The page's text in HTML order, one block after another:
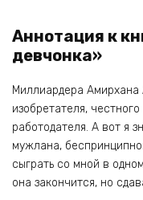
Аннотация к
девчонка»
Миллиардера
изобретателя,
работодателя. А вот я
мужлана,
сыграть со мной в
она закончится, но